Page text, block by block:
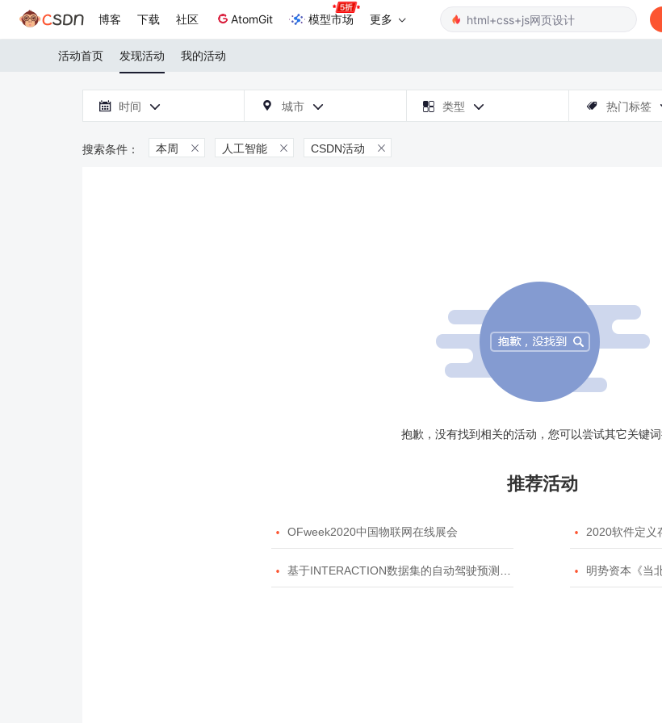
博客 下载 社区 AtomGit 模型市场 更多
活动首页 发现活动 我的活动
 时间   城市   类型   热门标签
本周  人工智能  CSDN活动 
抱歉，没有找到相关的活动，您可以尝试其它关键
推荐活动
 OFweek2020中国物联网在线展会  2020软件定义
 基于INTERACTION数据集的自动驾驶预测模型挑战赛  明势资本《当北京